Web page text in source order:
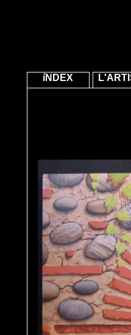
íNDEX